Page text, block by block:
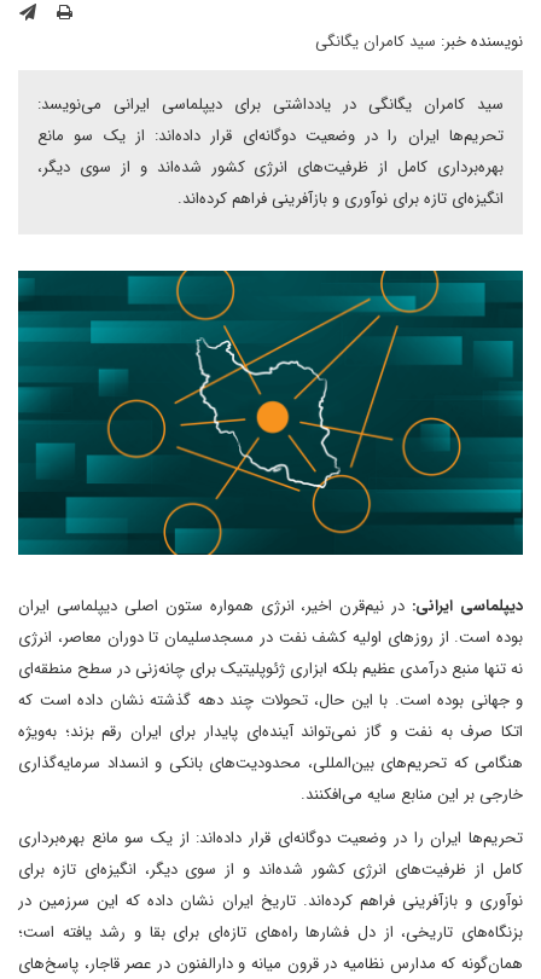
نویسنده خبر: سید کامران یگانگی
سید کامران یگانگی در یادداشتی برای دیپلماسی ایرانی می‌نویسد:
تحریم‌ها ایران را در وضعیت دوگانه‌ای قرار داده‌اند: از یک سو مانع
بهره‌برداری کامل از ظرفیت‌های انرژی کشور شده‌اند و از سوی دیگر،
انگیزه‌ای تازه برای نوآوری و بازآفرینی فراهم کرده‌اند.
دیپلماسی ایرانی: در نیم‌قرن اخیر، انرژی همواره ستون اصلی دیپلماسی ایران
بوده است. از روزهای اولیه کشف نفت در مسجدسلیمان تا دوران معاصر، انرژی
نه تنها منبع درآمدی عظیم بلکه ابزاری ژئوپلیتیک برای چانه‌زنی در سطح منطقه‌ای
و جهانی بوده است. با این حال، تحولات چند دهه گذشته نشان داده است که
اتکا صرف به نفت و گاز نمی‌تواند آینده‌ای پایدار برای ایران رقم بزند؛ به‌ویژه
هنگامی که تحریم‌های بین‌المللی، محدودیت‌های بانکی و انسداد سرمایه‌گذاری
خارجی بر این منابع سایه می‌افکنند.
تحریم‌ها ایران را در وضعیت دوگانه‌ای قرار داده‌اند: از یک سو مانع بهره‌برداری
کامل از ظرفیت‌های انرژی کشور شده‌اند و از سوی دیگر، انگیزه‌ای تازه برای
نوآوری و بازآفرینی فراهم کرده‌اند. تاریخ ایران نشان داده که این سرزمین در
بزنگاه‌های تاریخی، از دل فشارها راه‌های تازه‌ای برای بقا و رشد یافته است؛
همان‌گونه که مدارس نظامیه در قرون میانه و دارالفنون در عصر قاجار، پاسخ‌های